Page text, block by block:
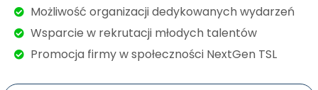
Możliwość organizacji dedykowanych wydarzeń
Wsparcie w rekrutacji młodych talentów
Promocja firmy w społeczności NextGen TSL